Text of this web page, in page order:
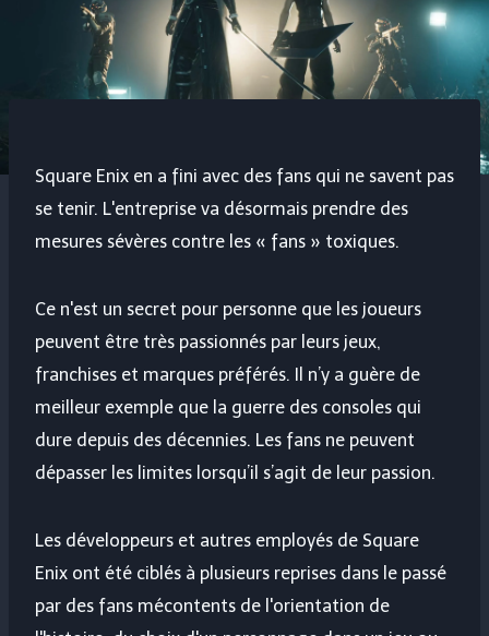
Square Enix en a fini avec des fans qui ne savent pas
se tenir. L'entreprise va désormais prendre des
mesures sévères contre les « fans » toxiques.
Ce n'est un secret pour personne que les joueurs
peuvent être très passionnés par leurs jeux,
franchises et marques préférés. Il n’y a guère de
meilleur exemple que la guerre des consoles qui
dure depuis des décennies. Les fans ne peuvent
dépasser les limites lorsqu’il s’agit de leur passion.
Les développeurs et autres employés de Square
Enix ont été ciblés à plusieurs reprises dans le passé
par des fans mécontents de l'orientation de